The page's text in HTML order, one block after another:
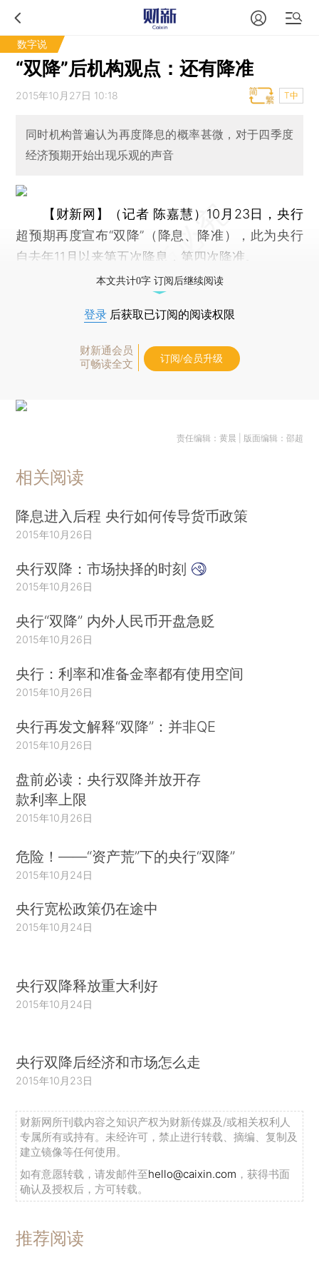
数字说
“双降”后机构观点：还有降准
2015年10月27日 10:18 T中
同时机构普遍认为再度降息的概率甚微，对于四季度
经济预期开始出现乐观的声音
【财新网】（记者 陈嘉慧） 10月23日，央行
超预期再度宣布“双降”（降息、降准），此为央行
自去年11月以来第五次降息，第四次降准。
本文共计0字 订阅后继续阅读
登录 后获取已订阅的阅读权限
财新通会员
可畅读全文
订阅/会员升级
责任编辑：黄晨 | 版面编辑：邵超
相关阅读
降息进入后程 央行如何传导货币政策
2015年10月26日
央行双降：市场抉择的时刻
2015年10月26日
央行“双降” 内外人民币开盘急贬
2015年10月26日
央行：利率和准备金率都有使用空间
2015年10月26日
央行再发文解释“双降”：并非QE
2015年10月26日
盘前必读：央行双降并放开存
款利率上限
2015年10月26日
危险！——“资产荒”下的央行“双降”
2015年10月24日
央行宽松政策仍在途中
2015年10月24日
央行双降释放重大利好
2015年10月24日
央行双降后经济和市场怎么走
2015年10月23日
财新网所刊载内容之知识产权为财新传媒及/或相关权利人
专属所有或持有。未经许可，禁止进行转载、摘编、复制及
建立镜像等任何使用。
如有意愿转载，请发邮件至hello@caixin.com ，获得书面
确认及授权后，方可转载。
推荐阅读